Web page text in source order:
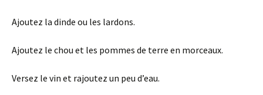
Ajoutez la dinde ou les lardons.
Ajoutez le chou et les pommes de terre en morceaux.
Versez le vin et rajoutez un peu d’eau.